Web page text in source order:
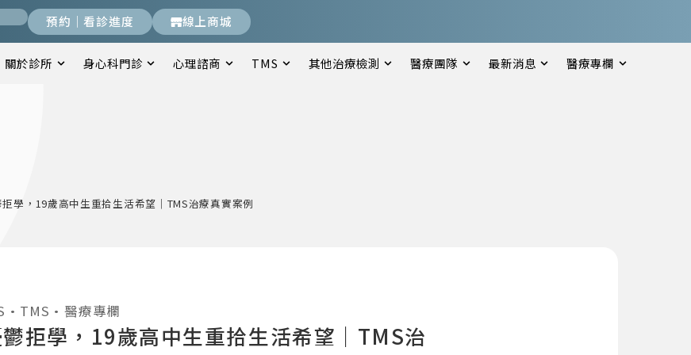
預約｜看診進度 線上商城
關於診所 身心科門診 心理諮商 TMS 其他治療檢測 醫療團隊 最新消息 醫療專欄
學，19歲高中生重拾生活希望｜TMS治療真實案例
• TMS •醫療專欄
拒學，19歲高中生重拾生活希望｜TMS治